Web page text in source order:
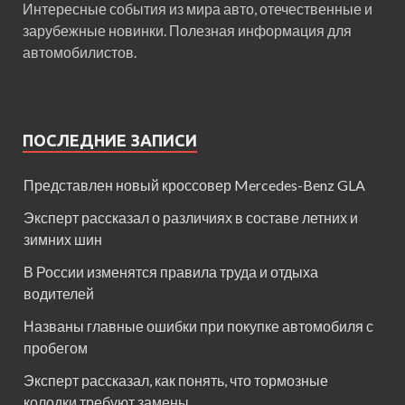
Интересные события из мира авто, отечественные и
зарубежные новинки. Полезная информация для
автомобилистов.
ПОСЛЕДНИЕ ЗАПИСИ
Представлен новый кроссовер Mercedes-Benz GLA
Эксперт рассказал о различиях в составе летних и
зимних шин
В России изменятся правила труда и отдыха
водителей
Названы главные ошибки при покупке автомобиля с
пробегом
Эксперт рассказал, как понять, что тормозные